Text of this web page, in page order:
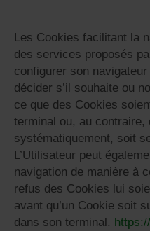
Les Cookies facilitant la
des services proposés
configurer son
décider s’il souhaite ou
ce que des Cookies
terminal ou, au contraire,
systématiquement, soit
L’Utilisateur peut
navigation de manière à
refus des Cookies lui
avant qu’un Cookie soit
dans son terminal.